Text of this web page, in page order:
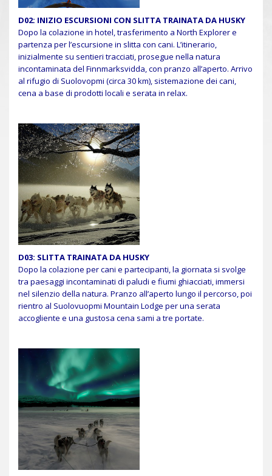
D02: INIZIO ESCURSIONI CON SLITTA TRAINATA DA HUSKY
Dopo la colazione in hotel, trasferimento a North Explorer e
partenza per l’escursione in slitta con cani. L’itinerario,
inizialmente su sentieri tracciati, prosegue nella natura
incontaminata del Finnmarksvidda, con pranzo all’aperto. Arrivo
al rifugio di Suolovopmi (circa 30 km), sistemazione dei cani,
cena a base di prodotti locali e serata in relax.
D03: SLITTA TRAINATA DA HUSKY
Dopo la colazione per cani e partecipanti, la giornata si svolge
tra paesaggi incontaminati di paludi e fiumi ghiacciati, immersi
nel silenzio della natura. Pranzo all’aperto lungo il percorso, poi
rientro al Suolovuopmi Mountain Lodge per una serata
accogliente e una gustosa cena sami a tre portate.